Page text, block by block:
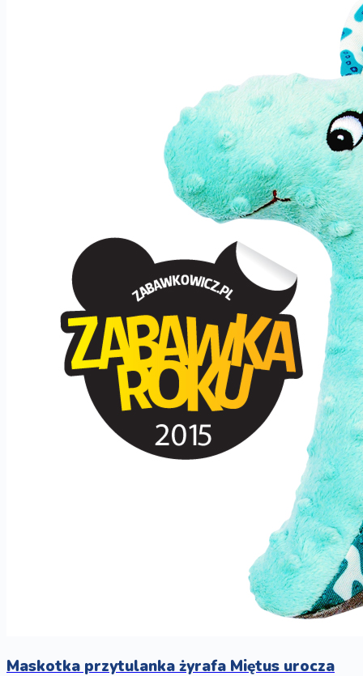
Maskotka przytulanka żyrafa Miętus urocza